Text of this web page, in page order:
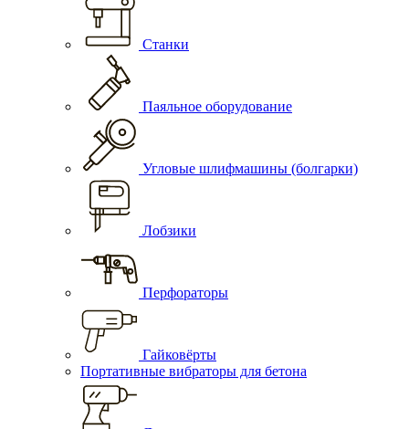
Станки
Паяльное оборудование
Угловые шлифмашины (болгарки)
Лобзики
Перфораторы
Гайковёрты
Портативные вибраторы для бетона